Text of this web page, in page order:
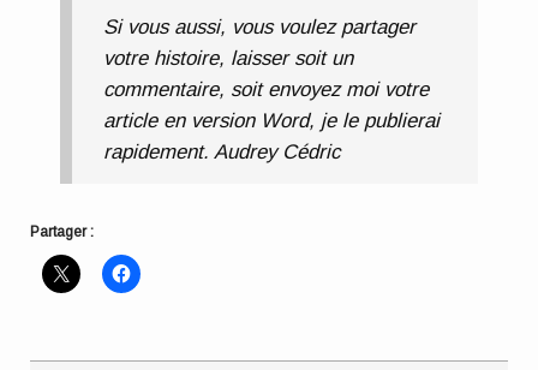
Si vous aussi, vous voulez partager
votre histoire, laisser soit un
commentaire, soit envoyez moi votre
article en version Word, je le publierai
rapidement. Audrey Cédric
Partager :